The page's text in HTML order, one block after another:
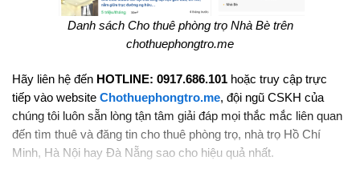
Danh sách Cho thuê phòng trọ Nhà Bè trên
chothuephongtro.me
Hãy liên hệ đến HOTLINE: 0917.686.101 hoặc truy cập trực
tiếp vào website Chothuephongtro.me, đội ngũ CSKH của
chúng tôi luôn sẵn lòng tận tâm giải đáp mọi thắc mắc liên quan
đến tìm thuê và đăng tin cho thuê phòng trọ, nhà trọ Hồ Chí
Minh, Hà Nội hay Đà Nẵng sao cho hiệu quả nhất.